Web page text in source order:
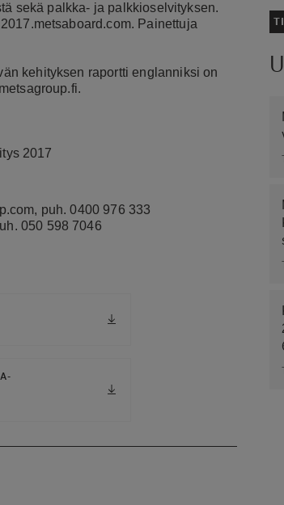
sekä palkka- ja palkkioselvityksen.
. Painettuja
kehityksen raportti englanniksi on
.
2017
puh. 0400 976 333
050 598 7046